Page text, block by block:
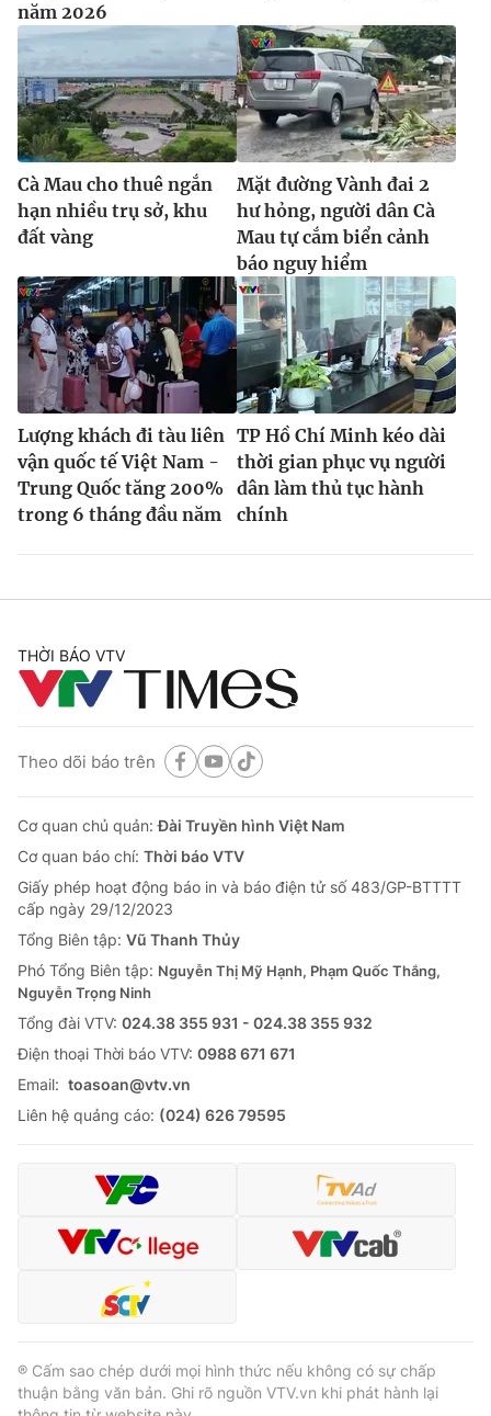
năm 2026
Cà Mau cho thuê ngắn
hạn nhiều trụ sở, khu
đất vàng
Mặt đường Vành đai 2
hư hỏng, người dân Cà
Mau tự cắm biển cảnh
báo nguy hiểm
Lượng khách đi tàu liên
vận quốc tế Việt Nam -
Trung Quốc tăng 200%
trong 6 tháng đầu năm
TP Hồ Chí Minh kéo dài
thời gian phục vụ người
dân làm thủ tục hành
chính
THỜI BÁO VTV
Theo dõi báo trên
Cơ quan chủ quản:Đài Truyền hình Việt Nam
Cơ quan báo chí: Thời báo VTV
Giấy phép hoạt động báo in và báo điện tử số 483/GP-BTTTT
cấp ngày 29/12/2023
Tổng Biên tập: Vũ Thanh Thủy
Phó Tổng Biên tập: Nguyễn Thị Mỹ Hạnh, Phạm Quốc Thắng,
Nguyễn Trọng Ninh
Tổng đài VTV: 024.38 355 931 - 024.38 355 932
Ðiện thoại Thời báo VTV: 0988 671 671
Email: toasoan@vtv.vn
Liên hệ quảng cáo: (024) 626 79595
® Cấm sao chép dưới mọi hình thức nếu không có sự chấp
thuận bằng văn bản. Ghi rõ nguồn VTV.vn khi phát hành lại